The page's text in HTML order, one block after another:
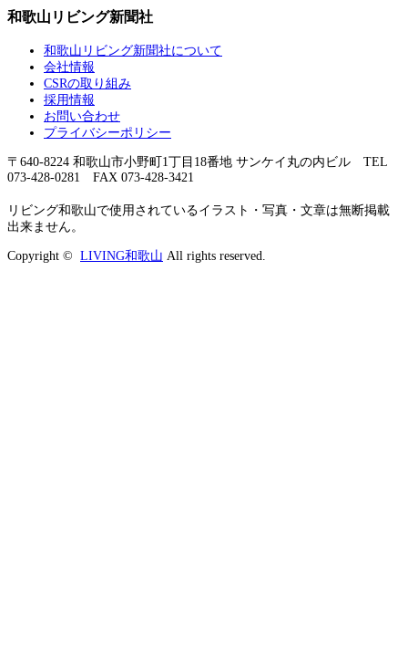
和歌山リビング新聞社
和歌山リビング新聞社について
会社情報
CSRの取り組み
採用情報
お問い合わせ
プライバシーポリシー
〒640-8224 和歌山市小野町1丁目18番地 サンケイ丸の内ビル TEL
073-428-0281 FAX 073-428-3421
リビング和歌山で使用されているイラスト・写真・文章は無断掲載
出来ません。
Copyright © LIVING和歌山 All rights reserved.